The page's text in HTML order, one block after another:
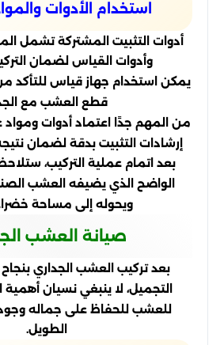
استخدام الأدوات
أدوات التثبيت المشتركة تشمل
وأدوات القياس لضمان
يمكن استخدام جهاز قياس للتأكد
قطع العشب مع
من المهم جدًا اعتماد أدوات ومواد
إرشادات التثبيت بدقة لضمان
بعد اتمام عملية التركيب،
الواضح الذي يضيفه العشب
ويحوله إلى مساحة
صيانة العشب
بعد تركيب العشب الجداري
التجميل، لا ينبغي نسيان أهمية
للعشب للحفاظ على جماله
الطويل.